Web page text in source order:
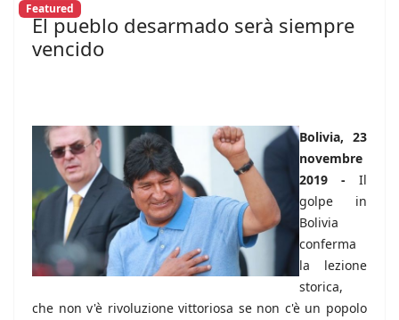
Featured
El pueblo desarmado serà siempre
vencido
Bolivia, 23
novembre
2019 - Il
golpe in
Bolivia
conferma
la lezione
storica,
che non v'è rivoluzione vittoriosa se non c'è un popolo